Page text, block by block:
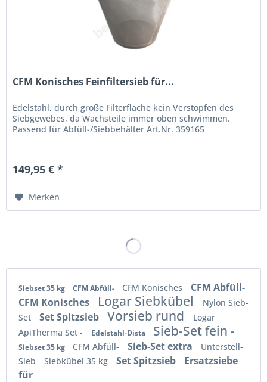
CFM Konisches Feinfiltersieb für...
Edelstahl, durch große Filterfläche kein Verstopfen des
Siebgewebes, da Wachsteile immer oben schwimmen.
Passend für Abfüll-/Siebbehälter Art.Nr. 359165
149,95 € *
Merken
Siebset 35 kg CFM Abfüll- CFM Konisches
CFM Abfüll-
CFM Konisches
Logar Siebkübel
Nylon Sieb-
Set
Set Spitzsieb Vorsieb rund
Logar
ApiTherma Set -
Edelstahl-Dista Sieb-Set fein -
Siebset 35 kg CFM Abfüll- Sieb-Set extra
Unterstell-
Sieb
Siebkübel 35 kg Set Spitzsieb
Ersatzsiebe
für